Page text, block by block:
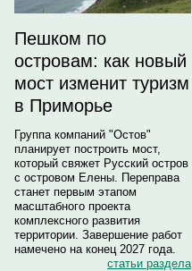
Пешком по
островам: как новый
мост изменит туризм
в Приморье
Группа компаний "Остов"
планирует построить мост,
который свяжет Русский остров
с островом Елены. Переправа
станет первым этапом
масштабного проекта
комплексного развития
территории. Завершение работ
намечено на конец 2027 года.
статьи раздела